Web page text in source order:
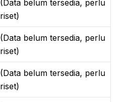
(Data belum tersedia, perlu
riset)
(Data belum tersedia, perlu
riset)
(Data belum tersedia, perlu
riset)